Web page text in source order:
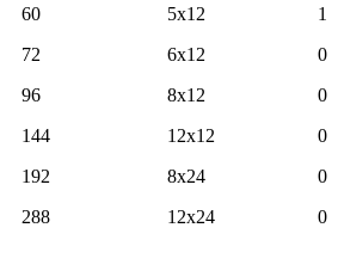
60
5x12 1
72
6x12 0
96
8x12 0
144
12x12 0
192
8x24 0
288
12x24 0